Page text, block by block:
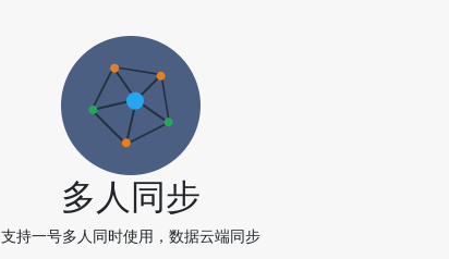
多人同步
支持一号多人同时使用，数据云端同步